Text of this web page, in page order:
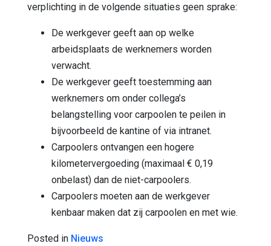
verplichting in de volgende situaties geen sprake:
De werkgever geeft aan op welke
arbeidsplaats de werknemers worden
verwacht.
De werkgever geeft toestemming aan
werknemers om onder collega’s
belangstelling voor carpoolen te peilen in
bijvoorbeeld de kantine of via intranet.
Carpoolers ontvangen een hogere
kilometervergoeding (maximaal € 0,19
onbelast) dan de niet-carpoolers.
Carpoolers moeten aan de werkgever
kenbaar maken dat zij carpoolen en met wie.
Posted in Nieuws